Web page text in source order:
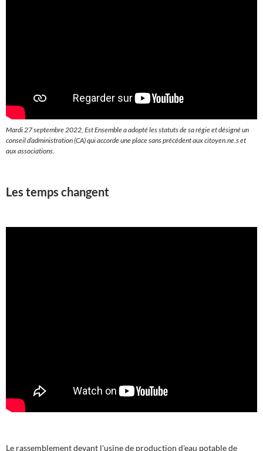
Mardi 27 septembre 2022, Est Ensemble a adopté les statuts de sa régie et désigné un
conseil d’administration (CA) qui accorde une place sans précédent aux citoyen.ne.s et
aux associations.
Les temps changent
Le rassemblement devant l'usine de production d'eau potable de